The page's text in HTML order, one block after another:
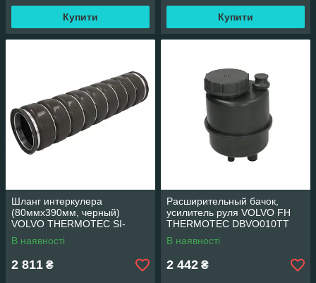
Купити Купити
Шланг интеркулера
(80ммx390мм, черный)
VOLVO THERMOTEC SI-
VO45
В наявності
2 811 ₴
Расширительный бачок,
усилитель руля VOLVO FH
THERMOTEC DBVO010TT
В наявності
2 442 ₴